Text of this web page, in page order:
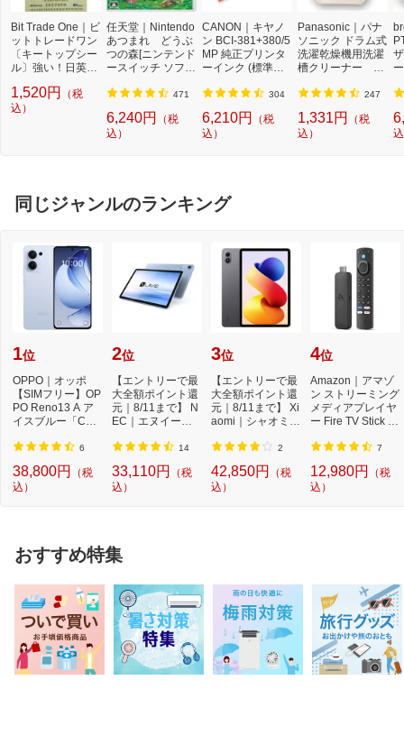
Bit Trade One｜ビ
ットトレードワン
〔キートップシー
ル〕強い！日英対
プシールセット ブ
ルー DYKTSBL
1,520円
（税
込）
任天堂｜Nintendo
あつまれ どうぶ
つの森[ニンテンド
ースイッチ ソフ
471
6,240円
（税
込）
CANON｜キヤノ
ン BCI-381+380/5
MP 純正プリンタ
ーインク (標準容
3813805MP] 304
6,210円
（税
込）
Panasonic｜パナ
ソニック ドラム式
洗濯乾燥機用洗濯
槽クリーナー N-
機 洗浄 洗剤 750m
l NW2]【rb_pcp】
247
1,331円
（税
込）
T
同じジャンルのランキング
1位
OPPO｜オッポ
【SIMフリー】OP
PO Reno13 A ア
イスブルー「CPH
m Snapdr...
6
38,800円
（税
込）
2位
【エントリーで最
大全額ポイント還
元｜8/11まで】 N
EC｜エヌイーシ
ッ...
14
33,110円
（税
込）
3位
【エントリーで最
大全額ポイント還
元｜8/11まで】 Xi
aomi｜シャオミ A
2
42,850円
（税
込）
4位
Amazon｜アマゾ
ン ストリーミング
メディアプレイヤ
ー Fire TV Stick 4
7
12,980円
（税
込）
おすすめ特集